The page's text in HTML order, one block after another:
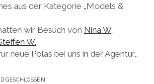
aus der Kategorie „Models &
wir Besuch von Nina W.,
W.
neue Polas bei uns in der Agentur,.
GESCHLOSSEN